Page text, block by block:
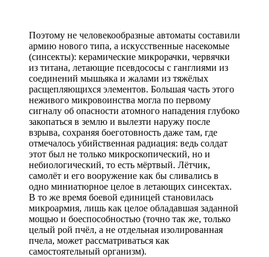
Поэтому не человекообразные автоматы составили
армию нового типа, а искусственные насекомые
(синсекты): керамические микрорачки, червячки
из титана, летающие псевдососы с ганглиями из
соединений мышьяка и жалами из тяжёлых
расщепляющихся элементов. Большая часть этого
неживого микровоинства могла по первому
сигналу об опасности атомного нападения глубоко
закопаться в землю и вылезти наружу после
взрыва, сохраняя боеготовность даже там, где
отмечалось убийственная радиация: ведь солдат
этот был не только микроскопический, но и
небиологический, то есть мёртвый. Лётчик,
самолёт и его вооружение как бы сливались в
одно миниатюрное целое в летающих синсектах.
В то же время боевой единицей становилась
микроармия, лишь как целое обладавшая заданной
мощью и боеспособностью (точно так же, только
целый рой пчёл, а не отдельная изолированная
пчела, может рассматриваться как
самостоятельный организм).